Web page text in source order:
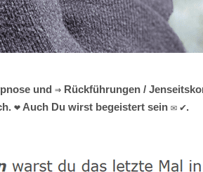
und ⇒ Rückführungen /
❤ Auch Du wirst begeistert sein ✉ ✔.